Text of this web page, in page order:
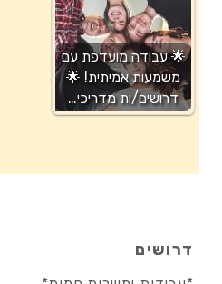
🌟 עבודה מועדפת עם
משמעות אמיתית! 🌟
דרושים/ות מדריכי…
דרושים